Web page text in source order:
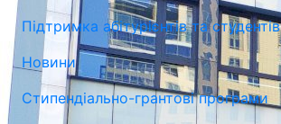
Підтримка абітурієнтів та студентів
Новини
Стипендіально-грантові програми